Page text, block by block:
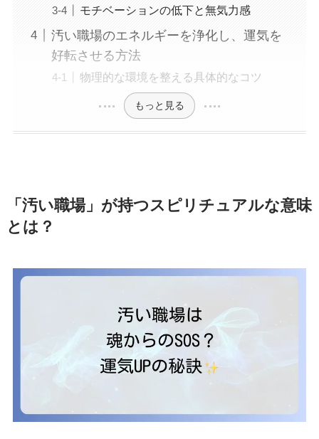
モチベーションの低下と無気力感
汚い職場のエネルギーを浄化し、運気を
好転させる方法
物理的な環境を整える具体的なコツ
もっと見る
「汚い職場」が持つスピリチュアルな意味
とは？